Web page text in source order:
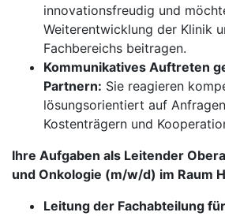
innovationsfreudig und
Weiterentwicklung der Klinik
Fachbereichs beitragen.
Kommunikatives Auftreten
Partnern: Sie reagieren
lösungsorientiert auf
Kostenträgern und
Ihre Aufgaben als Leitender
und Onkologie (m/w/d) im Raum
Leitung der Fachabteilung